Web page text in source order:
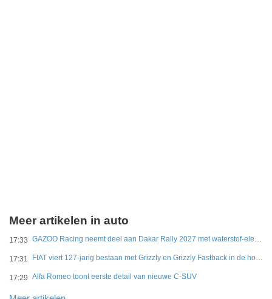
Meer artikelen in auto
17:33 GAZOO Racing neemt deel aan Dakar Rally 2027 met waterstof-elektrisch prototype van DKR GR Hilux
17:31 FIAT viert 127-jarig bestaan met Grizzly en Grizzly Fastback in de hoofdrol
17:29 Alfa Romeo toont eerste detail van nieuwe C-SUV